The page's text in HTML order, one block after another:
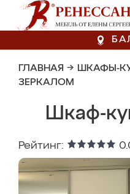
ГЛАВНАЯ → ШКАФЫ-
ЗЕРКАЛОМ
Шкаф-
Рейтинг: